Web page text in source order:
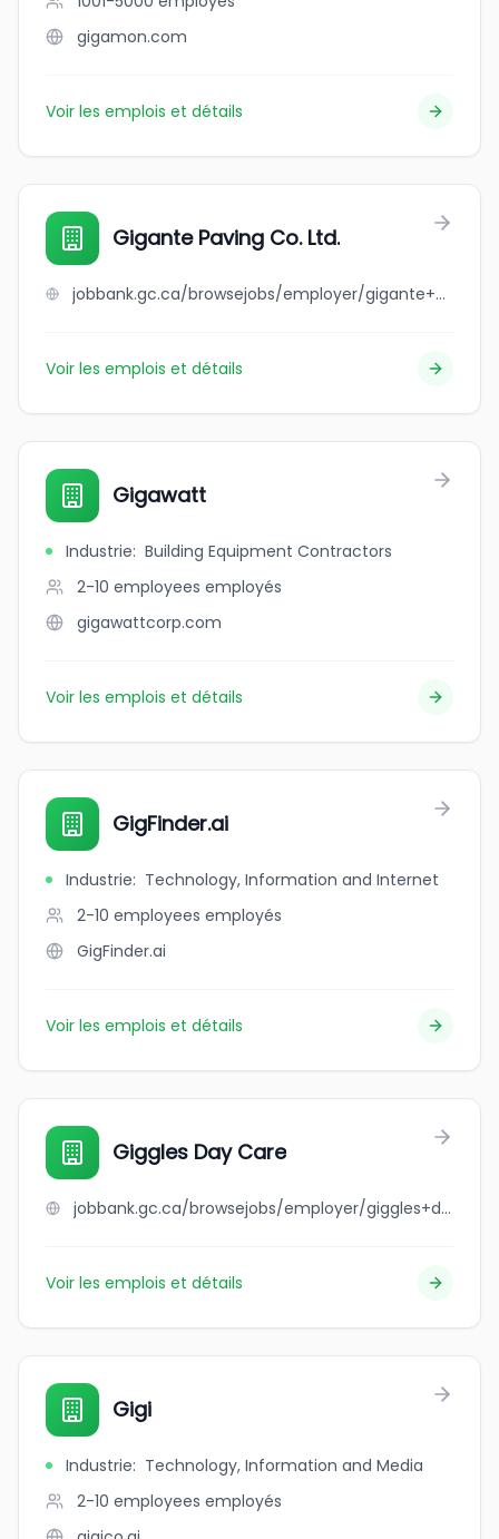
gigamon.com
Voir les emplois et détails
Gigante Paving Co. Ltd.
jobbank.gc.ca/browsejobs/employer/gigante+paving+co.+ltd./ca
Voir les emplois et détails
Gigawatt
Industrie: Building Equipment Contractors
2-10 employees employés
gigawattcorp.com
Voir les emplois et détails
GigFinder.ai
Industrie: Technology, Information and Internet
2-10 employees employés
GigFinder.ai
Voir les emplois et détails
Giggles Day Care
jobbank.gc.ca/browsejobs/employer/giggles+day+care/ca
Voir les emplois et détails
Gigi
Industrie: Technology, Information and Media
2-10 employees employés